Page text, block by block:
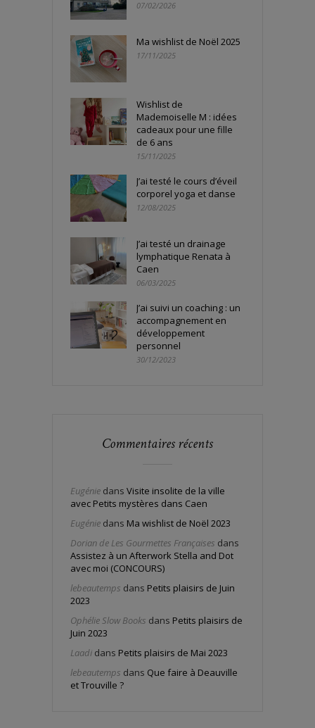
07/02/2026
Ma wishlist de Noël 2025
17/11/2025
Wishlist de
Mademoiselle M : idées
cadeaux pour une fille
de 6 ans
15/11/2025
J’ai testé le cours d’éveil
corporel yoga et danse
12/08/2025
J’ai testé un drainage
lymphatique Renata à
Caen
06/03/2025
J’ai suivi un coaching : un
accompagnement en
développement
personnel
30/12/2023
Commentaires récents
Eugénie dans Visite insolite de la ville
avec Petits mystères dans Caen
Eugénie dans Ma wishlist de Noël 2023
Dorian de Les Gourmettes Françaises dans
Assistez à un Afterwork Stella and Dot
avec moi (CONCOURS)
lebeautemps dans Petits plaisirs de Juin
2023
Ophélie Slow Books dans Petits plaisirs de
Juin 2023
Laadi dans Petits plaisirs de Mai 2023
lebeautemps dans Que faire à Deauville
et Trouville ?